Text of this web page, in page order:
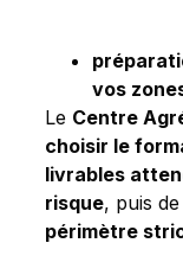
vos
Le Centre
choisir le
livrables
risque, puis
périmètre